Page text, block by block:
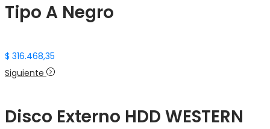
Tipo A Negro
$ 316.468,35
Siguiente
Disco Externo HDD WESTERN